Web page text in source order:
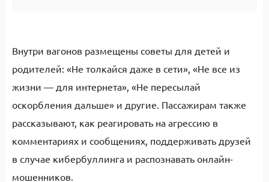
Внутри вагонов размещены советы для детей и
родителей: «Не толкайся даже в сети», «Не все из
жизни — для интернета», «Не пересылай
оскорбления дальше» и другие. Пассажирам также
рассказывают, как реагировать на агрессию в
комментариях и сообщениях, поддерживать друзей
в случае кибербуллинга и распознавать онлайн-
мошенников.